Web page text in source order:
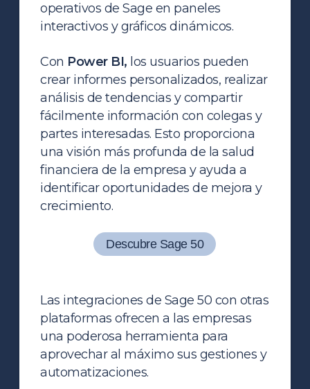
operativos de Sage en paneles
interactivos y gráficos dinámicos.
Con Power BI, los usuarios pueden
crear informes personalizados, realizar
análisis de tendencias y compartir
fácilmente información con colegas y
partes interesadas. Esto proporciona
una visión más profunda de la salud
financiera de la empresa y ayuda a
identificar oportunidades de mejora y
crecimiento.
Descubre Sage 50
Las integraciones de Sage 50 con otras
plataformas ofrecen a las empresas
una poderosa herramienta para
aprovechar al máximo sus gestiones y
automatizaciones.